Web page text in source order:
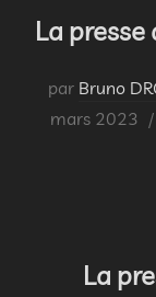
La
par Bruno
mars 2023
La